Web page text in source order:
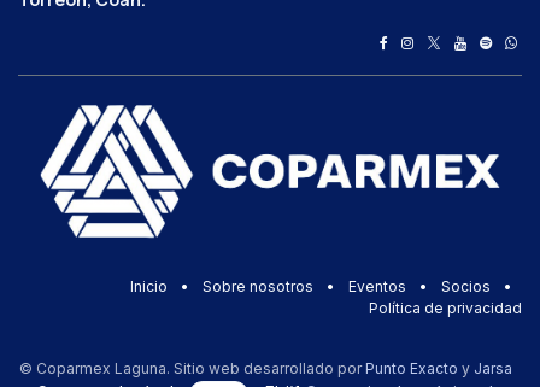
Inicio • Sobre nosotros • Eventos • Socios
•
Política de privacidad
© Coparmex Laguna. Sitio web desarrollado por Punto Exacto y Jarsa